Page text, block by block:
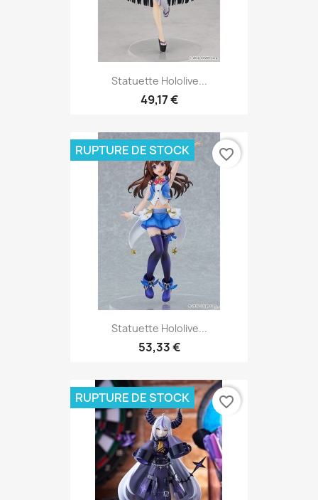
Statuette Hololive...
49,17 €
Statuette Hololive...
53,33 €
RUPTURE DE STOCK favorite_border
RUPTURE DE STOCK favorite_border